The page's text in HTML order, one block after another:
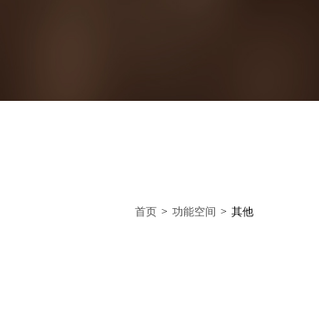
首页 > 功能空间 > 其他